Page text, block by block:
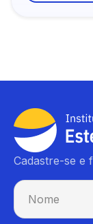
Cadastre-se e